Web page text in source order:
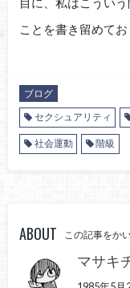
ことを書き留めてお
ブログ
セクシュアリティ
社会運動 階級
ABOUT この記事をか
マサキ